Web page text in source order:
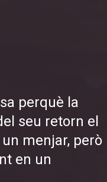
perquè la
seu retorn el
menjar, però
en un